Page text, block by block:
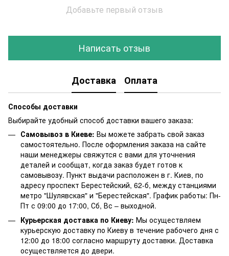
Добавьте первый отзыв
Написать отзыв
Доставка Оплата
Способы доставки
Выбирайте удобный способ доставки вашего заказа:
Самовывоз в Киеве: Вы можете забрать свой заказ
самостоятельно. После оформления заказа на сайте
наши менеджеры свяжутся с вами для уточнения
деталей и сообщат, когда заказ будет готов к
самовывозу. Пункт выдачи расположен в г. Киев, по
адресу проспект Берестейский, 62-б, между станциями
метро "Шулявская" и "Берестейская". График работы: Пн-
Пт с 09:00 до 17:00, Сб, Вс – выходной.
Курьерская доставка по Киеву: Мы осуществляем
курьерскую доставку по Киеву в течение рабочего дня с
12:00 до 18:00 согласно маршруту доставки. Доставка
осуществляется до двери.